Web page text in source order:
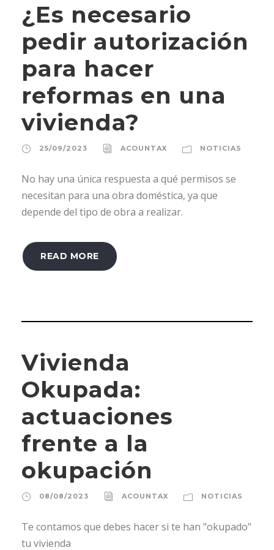
¿Es necesario
pedir autorización
para hacer
reformas en una
vivienda?
25/09/2023 ACOUNTAX NOTICIAS
No hay una única respuesta a qué permisos se
necesitan para una obra doméstica, ya que
depende del tipo de obra a realizar.
READ MORE
Vivienda
Okupada:
actuaciones
frente a la
okupación
08/08/2023 ACOUNTAX NOTICIAS
Te contamos que debes hacer si te han "okupado"
tu vivienda